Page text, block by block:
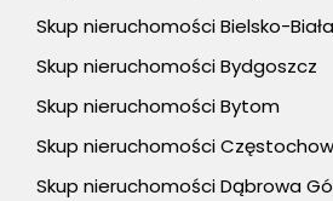
Skup nieruchomości Bielsko-Biała
Skup nieruchomości Bydgoszcz
Skup nieruchomości Bytom
Skup nieruchomości
Skup nieruchomości Dąbrowa